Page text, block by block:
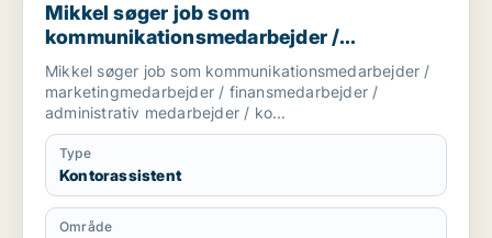
Mikkel søger job som
kommunikationsmedarbejder /
marketingmedarbejder /
finansmedarbejder / administrativ
medarbejder / kontorassistent
Mikkel søger job som kommunikationsmedarbejder /
marketingmedarbejder / finansmedarbejder /
administrativ medarbejder / ko...
Type
Kontorassistent
Område